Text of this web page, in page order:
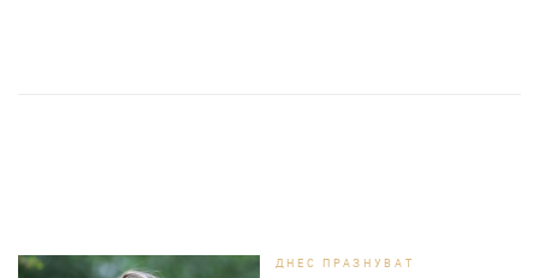
ДНЕС ПРАЗНУВАТ